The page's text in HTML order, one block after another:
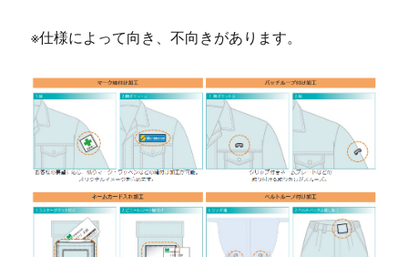
※仕様によって向き、不向きがあります。